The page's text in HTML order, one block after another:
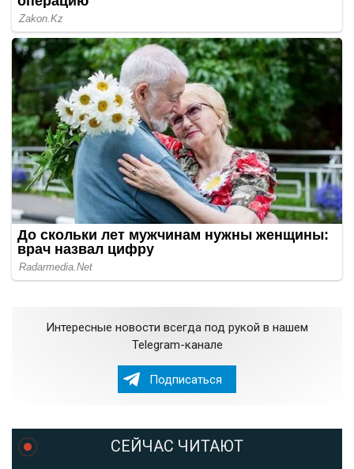
Интересные новости всегда под рукой в нашем
Telegram-канале
Подписаться
СЕЙЧАС ЧИТАЮТ